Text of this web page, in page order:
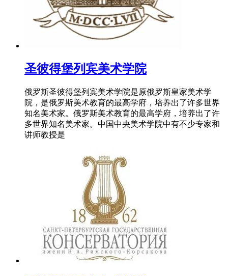
圣彼得堡列宾美术学院
俄罗斯圣彼得堡列宾美术学院是原俄罗斯皇家美术学
院，是俄罗斯美术教育的最高学府，培养出了许多世界
知名美术家。俄罗斯美术教育的最高学府，培养出了许
多世界知名美术家。中国中央美术学院中有不少专家和
讲师教授是